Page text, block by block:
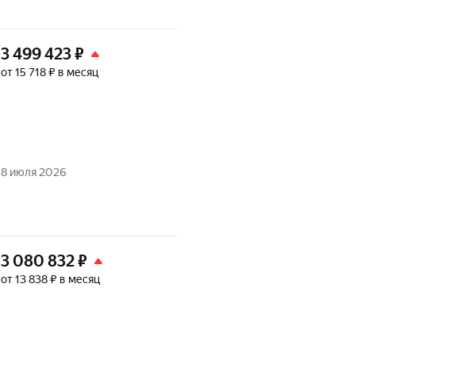
3 499 423₽
от 15 718 ₽ в месяц
8 июля 2026
3 080 832₽
от 13 838 ₽ в месяц